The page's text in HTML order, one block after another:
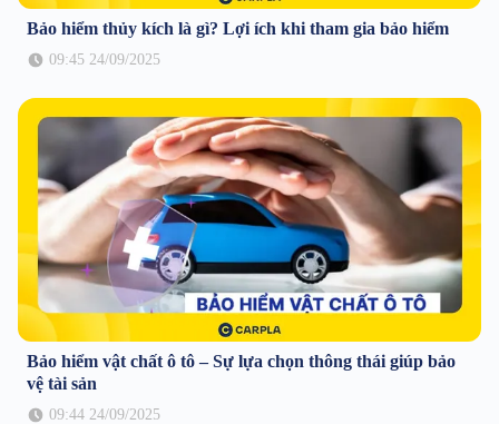
Bảo hiểm thủy kích là gì? Lợi ích khi tham gia bảo hiểm
09:45 24/09/2025
Bảo hiểm vật chất ô tô – Sự lựa chọn thông thái giúp bảo
vệ tài sản
09:44 24/09/2025